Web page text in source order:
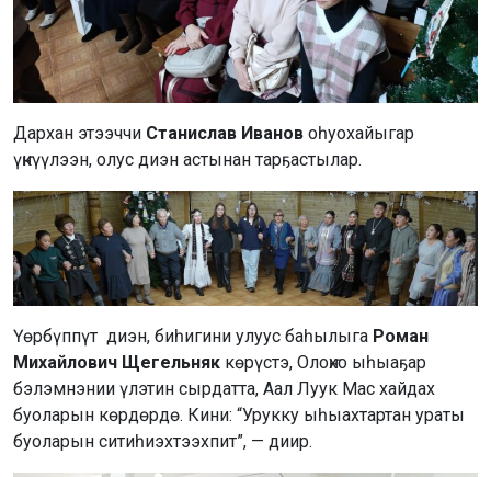
Дархан этээччи Станислав Иванов оһуохайыгар
үҥкүүлээн, олус диэн астынан тарҕастылар.
Үөрбүппүт диэн, биһигини улуус баһылыга Роман
Михайлович Щегельняк көрүстэ, Олоҥхо ыһыаҕар
бэлэмнэнии үлэтин сырдатта, Аал Луук Мас хайдах
буоларын көрдөрдө. Кини: “Урукку ыһыахтартан ураты
буоларын ситиһиэхтээхпит”, — диир.